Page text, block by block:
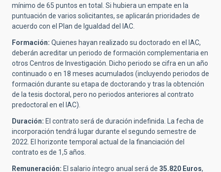
mínimo de 65 puntos en total. Si hubiera un empate en la
puntuación de varios solicitantes, se aplicarán prioridades de
acuerdo con el Plan de Igualdad del IAC.
Formación: Quienes hayan realizado su doctorado en el IAC,
deberán acreditar un periodo de formación complementaria en
otros Centros de Investigación. Dicho periodo se cifra en un año
continuado o en 18 meses acumulados (incluyendo periodos de
formación durante su etapa de doctorando y tras la obtención
de la tesis doctoral, pero no periodos anteriores al contrato
predoctoral en el IAC).
Duración: El contrato será de duración indefinida. La fecha de
incorporación tendrá lugar durante el segundo semestre de
2022. El horizonte temporal actual de la financiación del
contrato es de 1,5 años.
Remuneración: El salario íntegro anual será de 35.820 Euros,